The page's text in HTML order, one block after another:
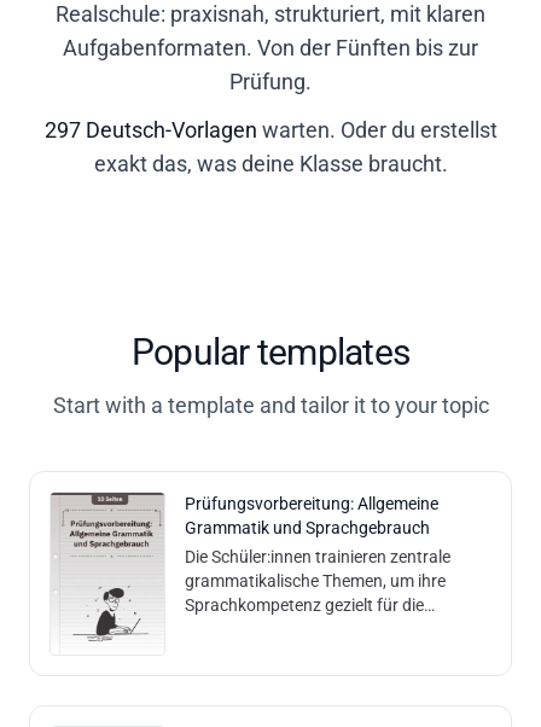
Realschule: praxisnah, strukturiert, mit klaren
Aufgabenformaten. Von der Fünften bis zur
Prüfung.
297 Deutsch-Vorlagen warten. Oder du erstellst
exakt das, was deine Klasse braucht.
Popular templates
Start with a template and tailor it to your topic
Prüfungsvorbereitung: Allgemeine
Grammatik und Sprachgebrauch
Die Schüler:innen trainieren zentrale
grammatikalische Themen, um ihre
Sprachkompetenz gezielt für die
bearbeiten Aufgaben zu den Themen
Satzarten, Wortarten, Kasus und